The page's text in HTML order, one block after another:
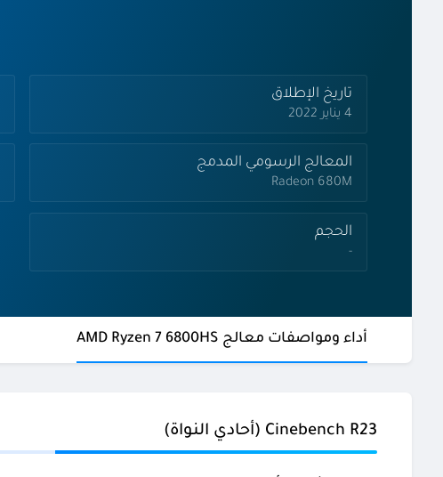
تاريخ الإطلاق
4 يناير 2022
المعالج الرسومي المدمج
Radeon 680M
الحجم
-
أداء ومواصفات معالج AMD Ryzen 7 6800HS
Cinebench R23 (أحادي النواة)